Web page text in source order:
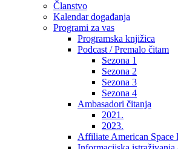
Članstvo
Kalendar događanja
Programi za vas
Programska knjižica
Podcast / Premalo čitam
Sezona 1
Sezona 2
Sezona 3
Sezona 4
Ambasadori čitanja
2021.
2023.
Affiliate American Space